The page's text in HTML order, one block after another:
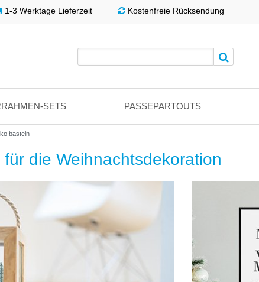
1-3 Werktage Lieferzeit Kostenfreie Rücksendung
SETS PASSEPARTOUTS
basteln
die Weihnachtsdekoration